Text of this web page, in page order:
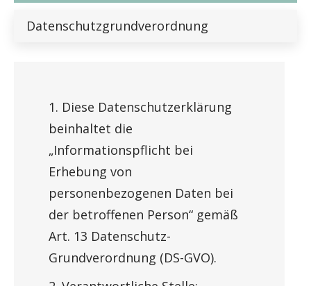
Datenschutzgrundverordnung
1. Diese Datenschutzerklärung
beinhaltet die
„Informationspflicht bei
Erhebung von
personenbezogenen Daten bei
der betroffenen Person“ gemäß
Art. 13 Datenschutz-
Grundverordnung (DS-GVO).